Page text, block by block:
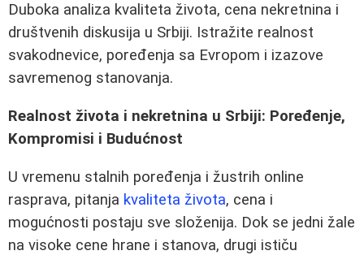
Duboka analiza kvaliteta života, cena nekretnina i
društvenih diskusija u Srbiji. Istražite realnost
svakodnevice, poređenja sa Evropom i izazove
savremenog stanovanja.
Realnost života i nekretnina u Srbiji: Poređenje,
Kompromisi i Budućnost
U vremenu stalnih poređenja i žustrih online
rasprava, pitanja kvaliteta života, cena i
mogućnosti postaju sve složenija. Dok se jedni žale
na visoke cene hrane i stanova, drugi ističu